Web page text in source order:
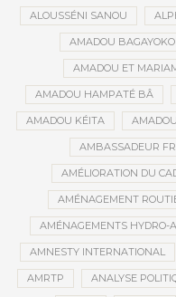
ALOUSSÉNI SANOU
AMADOU BAGAYOKO
AMADOU ET
AMADOU HAMPATÉ BÂ
AMADOU KÉITA
AMBASSADEUR
AMÉLIORATION DU
AMÉNAGEMENT
AMÉNAGEMENTS HYDRO-
AMNESTY INTERNATIONAL
AMRTP ANALYSE